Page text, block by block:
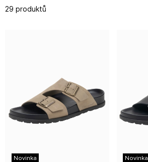
29 produktů
Novinka Novinka